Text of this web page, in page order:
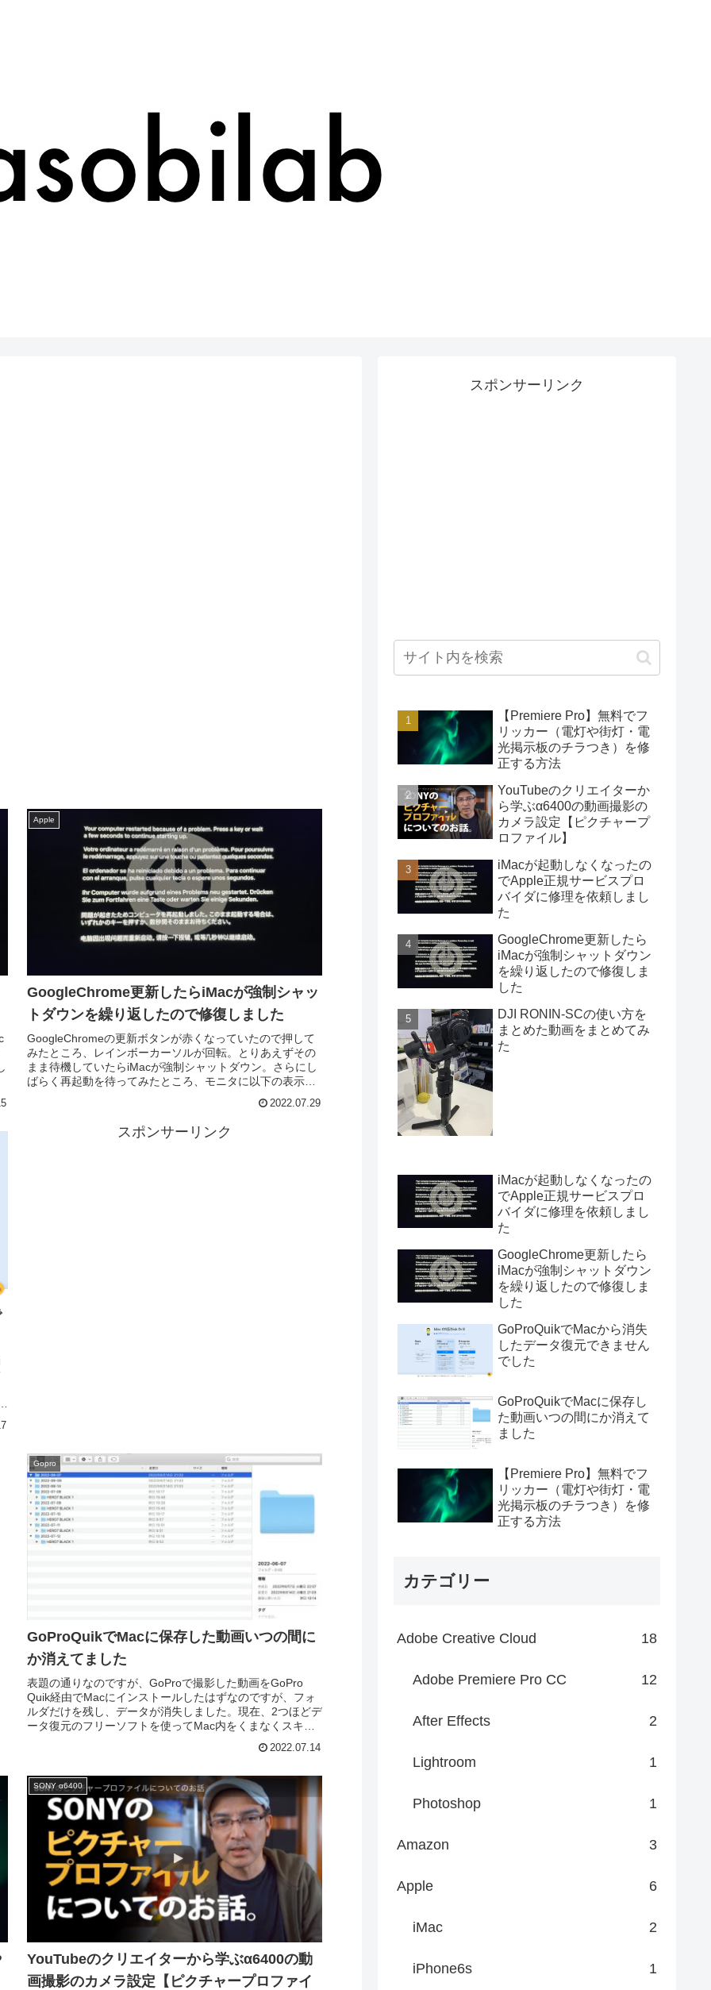
Apple
GoogleChrome更新したらiMacが強制シャッ
トダウンを繰り返したので修復しました
GoogleChromeの更新ボタンが赤くなっていたので押して
みたところ、レインボーカーソルが回転。とりあえずその
まま待機していたらiMacが強制シャットダウン。さらにし
ばらく再起動を待ってみたところ、モニタに以下の表示
2022.07.29
スポンサーリンク
Gopro
GoProQuikでMacに保存した動画いつの間に
か消えてました
表題の通りなのですが、GoProで撮影した動画をGoPro
Quik経由でMacにインストールしたはずなのですが、フォ
ルダだけを残し、データが消失しました。現在、2つほどデ
ータ復元のフリーソフトを使ってMac内をくまなくスキャ
2022.07.14
SONY α6400
YouTubeのクリエイターから学ぶα6400の動
画撮影のカメラ設定【ピクチャープロファイ
スポンサーリンク
【Premiere Pro】無料でフ
リッカー（電灯や街灯・電
光掲示板のチラつき）を修
正する方法
YouTubeのクリエイターか
ら学ぶα6400の動画撮影の
カメラ設定【ピクチャープ
ロファイル】
iMacが起動しなくなったの
でApple正規サービスプロ
バイダに修理を依頼しまし
た
GoogleChrome更新したら
iMacが強制シャットダウン
を繰り返したので修復しま
した
DJI RONIN-SCの使い方を
まとめた動画をまとめてみ
た
iMacが起動しなくなったの
でApple正規サービスプロ
バイダに修理を依頼しまし
た
GoogleChrome更新したら
iMacが強制シャットダウン
を繰り返したので修復しま
した
GoProQuikでMacから消失
したデータ復元できません
でした
GoProQuikでMacに保存し
た動画いつの間にか消えて
ました
【Premiere Pro】無料でフ
リッカー（電灯や街灯・電
光掲示板のチラつき）を修
正する方法
カテゴリー
Adobe Creative Cloud 18
Adobe Premiere Pro CC 12
After Effects 2
Lightroom 1
Photoshop 1
Amazon 3
Apple 6
iMac 2
iPhone6s 1